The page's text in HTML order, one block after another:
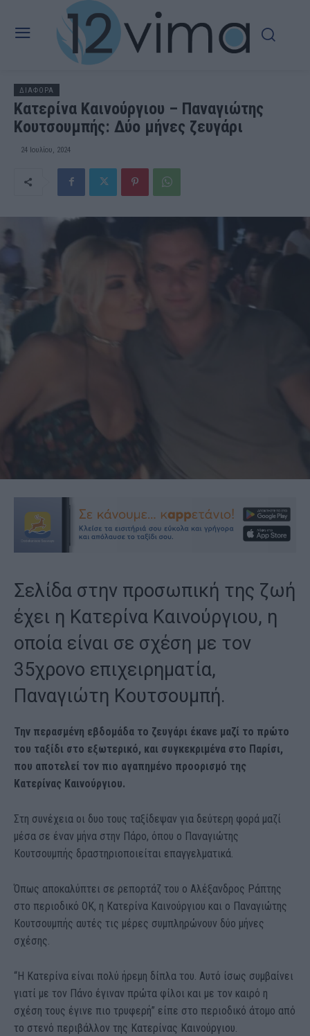
ΔΙΑΦΟΡΑ
Κατερίνα Καινούργιου – Παναγιώτης
Κουτσουμπής: Δύο μήνες ζευγάρι
24 Ιουλίου, 2024
Σελίδα στην προσωπική της ζωή
έχει η Κατερίνα Καινούργιου, η
οποία είναι σε σχέση με τον
35χρονο επιχειρηματία,
Παναγιώτη Κουτσουμπή.
Την περασμένη εβδομάδα το ζευγάρι έκανε μαζί το πρώτο
του ταξίδι στο εξωτερικό, και συγκεκριμένα στο Παρίσι,
που αποτελεί τον πιο αγαπημένο προορισμό της
Κατερίνας Καινούργιου.
Στη συνέχεια οι δυο τους ταξίδεψαν για δεύτερη φορά μαζί
μέσα σε έναν μήνα στην Πάρο, όπου ο Παναγιώτης
Κουτσουμπής δραστηριοποιείται επαγγελματικά.
Όπως αποκαλύπτει σε ρεπορτάζ του ο Αλέξανδρος Ράπτης
στο περιοδικό ΟΚ, η Κατερίνα Καινούργιου και ο Παναγιώτης
Κουτσουμπής αυτές τις μέρες συμπληρώνουν δύο μήνες
σχέσης.
“Η Κατερίνα είναι πολύ ήρεμη δίπλα του. Αυτό ίσως συμβαίνει
γιατί με τον Πάνο έγιναν πρώτα φίλοι και με τον καιρό η
σχέση τους έγινε πιο τρυφερή” είπε στο περιοδικό άτομο από
το στενό περιβάλλον της Κατερίνας Καινούργιου.